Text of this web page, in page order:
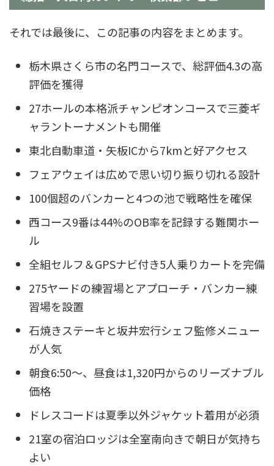
それでは最後に、この記事の内容をまとめます。
栃木県さくら市の名門コースで、総評価4.3の高
評価を獲得
27ホールの本格派チャンピオンコースで三菱ギ
ャラントーナメントも開催
東北自動車道・矢板ICから7kmと好アクセス
フェアウェイは広めで思い切り振り切れる設計
100個超のバンカーと4つの池で戦略性を確保
西コース9番は44%のOB率を記録する難関ホー
ル
全組セルフ＆GPSナビ付き5人乗りカートを完備
275ヤードの練習場とアプローチ・バンカー練
習場を設置
石焼きステーキと坂井宏行シェフ監修メニュー
が人気
朝食6:50～、昼食は1,320円からのリーズナブル
価格
ドレスコードは夏季以外ジャケット着用が必須
21室の宿泊ロッジは全室南向きで朝日が気持ち
よい